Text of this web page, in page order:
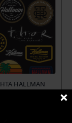
HALLMAN
S20